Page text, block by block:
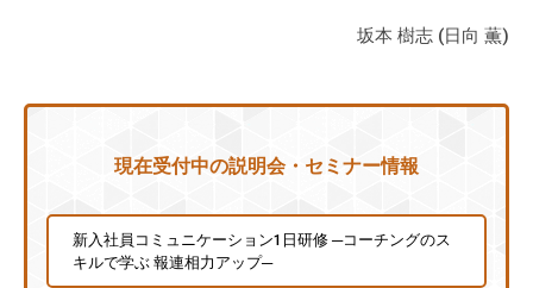
坂本 樹志 (日向 薫)
現在受付中の説明会・セミナー情報
新入社員コミュニケーション1日研修 ─コーチングのス
キルで学ぶ 報連相力アップ─